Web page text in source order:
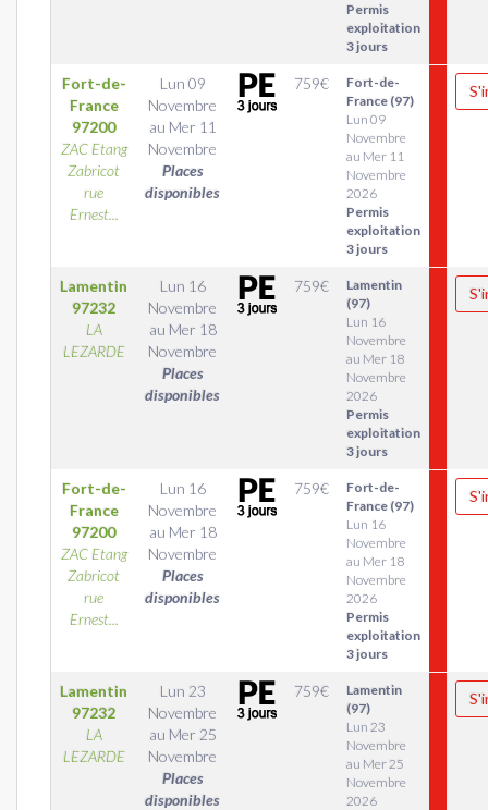
Permis
exploitation
3 jours
Fort-de-
France
97200
ZAC Etang
Zabricot
rue
Ernest...
Lun 09
Novembre
au Mer 11
Novembre
Places
disponibles
759€
Fort-de-
France (97)
Lun 09
Novembre
au Mer 11
Novembre
2026
Permis
exploitation
3 jours
Lamentin
97232
LA
LEZARDE
Lun 16
Novembre
au Mer 18
Novembre
Places
disponibles
759€
Lamentin
(97)
Lun 16
Novembre
au Mer 18
Novembre
2026
Permis
exploitation
3 jours
Fort-de-
France
97200
ZAC Etang
Zabricot
rue
Ernest...
Lun 16
Novembre
au Mer 18
Novembre
Places
disponibles
759€
Fort-de-
France (97)
Lun 16
Novembre
au Mer 18
Novembre
2026
Permis
exploitation
3 jours
Lamentin
97232
LA
LEZARDE
Lun 23
Novembre
au Mer 25
Novembre
Places
disponibles
759€
Lamentin
(97)
Lun 23
Novembre
au Mer 25
Novembre
2026